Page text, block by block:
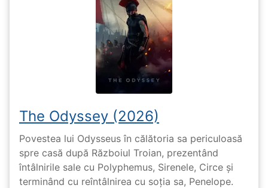
The Odyssey (2026)
Povestea lui Odysseus în călătoria sa periculoasă
spre casă după Războiul Troian, prezentând
întâlnirile sale cu Polyphemus, Sirenele, Circe și
terminând cu reîntâlnirea cu soția sa, Penelope.